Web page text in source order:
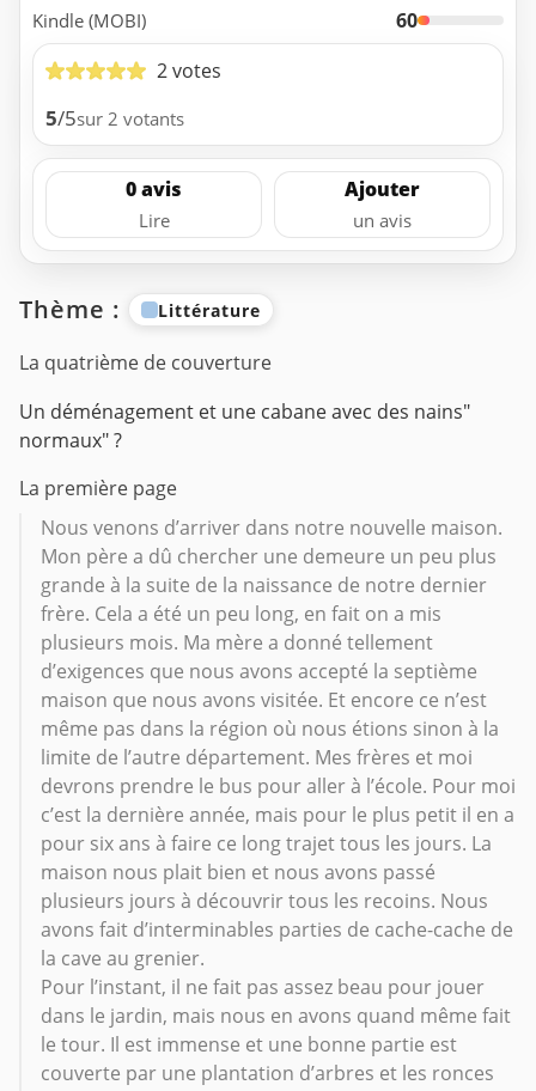
Kindle (MOBI)
60
2 votes
5/5sur 2 votants
0 avis
Lire
Ajouter
un avis
Thème : Littérature
La quatrième de couverture
Un déménagement et une cabane avec des nains"
normaux" ?
La première page
Nous venons d’arriver dans notre nouvelle maison.
Mon père a dû chercher une demeure un peu plus
grande à la suite de la naissance de notre dernier
frère. Cela a été un peu long, en fait on a mis
plusieurs mois. Ma mère a donné tellement
d’exigences que nous avons accepté la septième
maison que nous avons visitée. Et encore ce n’est
même pas dans la région où nous étions sinon à la
limite de l’autre département. Mes frères et moi
devrons prendre le bus pour aller à l’école. Pour moi
c’est la dernière année, mais pour le plus petit il en a
pour six ans à faire ce long trajet tous les jours. La
maison nous plait bien et nous avons passé
plusieurs jours à découvrir tous les recoins. Nous
avons fait d’interminables parties de cache-cache de
la cave au grenier.
Pour l’instant, il ne fait pas assez beau pour jouer
dans le jardin, mais nous en avons quand même fait
le tour. Il est immense et une bonne partie est
couverte par une plantation d’arbres et les ronces